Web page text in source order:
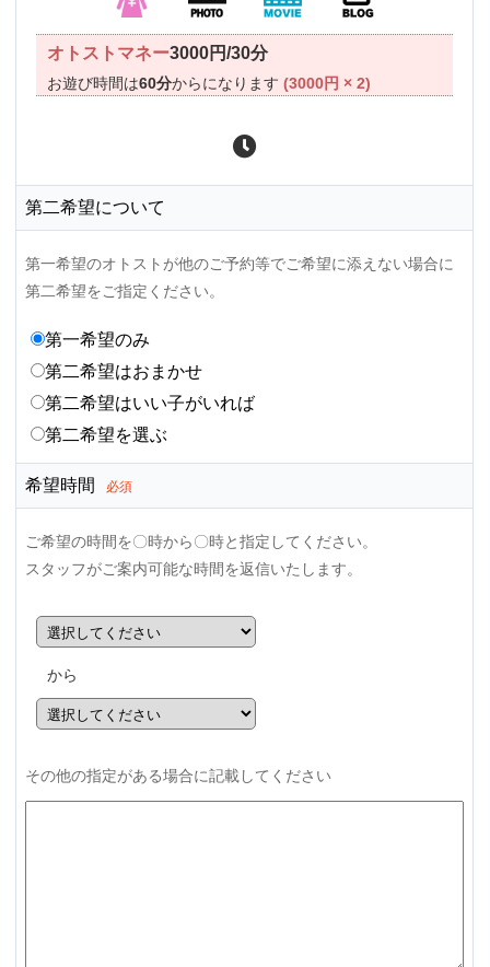
オトストマネー3000円/30分
お遊び時間は60分からになります(3000円 × 2)
第二希望について
第一希望のオトストが他のご予約等でご希望に添えない場合に
第二希望をご指定ください。
第一希望のみ
第二希望はおまかせ
第二希望はいい子がいれば
第二希望を選ぶ
希望時間 必須
ご希望の時間を〇時から〇時と指定してください。
スタッフがご案内可能な時間を返信いたします。
から
その他の指定がある場合に記載してください